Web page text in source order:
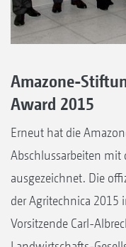
Amazone-
Award 2015
Erneut hat die
Abschlussarbeiten
ausgezeichnet. Die
der Agritechnica 2015
Vorsitzende Carl-